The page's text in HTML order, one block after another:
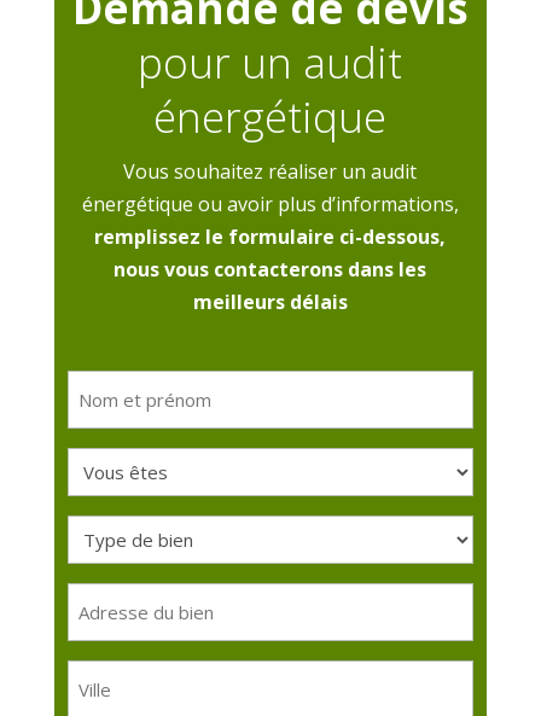
pour un audit
énergétique
Vous souhaitez réaliser un audit
énergétique ou avoir plus d’informations,
remplissez le formulaire ci-dessous,
nous vous contacterons dans les
meilleurs délais
prénom
(Nécessaire)
Vous
êtes
(Nécessaire)
Type
de
bien